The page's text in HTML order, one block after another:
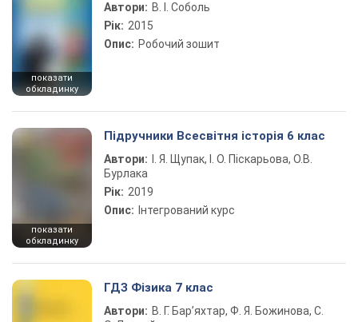
показати
обкладинку
Автори: В. І. Соболь
Рік: 2015
Опис: Робочий зошит
показати
обкладинку
Підручники Всесвітня історія 6 клас
Автори:
І. Я. Щупак, І. О. Піскарьова, О.В.
Бурлака
Рік: 2019
Опис: Інтегрований курс
ГДЗ Фізика 7 клас
Автори: В. Г. Бар’яхтар, Ф. Я. Божинова, С.